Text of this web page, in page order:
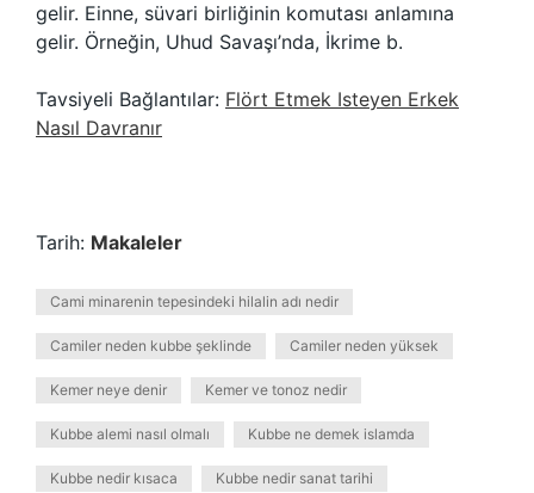
gelir. Einne, süvari birliğinin komutası anlamına
gelir. Örneğin, Uhud Savaşı’nda, İkrime b.
Tavsiyeli Bağlantılar: Flört Etmek Isteyen Erkek
Nasıl Davranır
Tarih: Makaleler
Cami minarenin tepesindeki hilalin adı nedir
Camiler neden kubbe şeklinde Camiler neden yüksek
Kemer neye denir Kemer ve tonoz nedir
Kubbe alemi nasıl olmalı Kubbe ne demek islamda
Kubbe nedir kısaca Kubbe nedir sanat tarihi